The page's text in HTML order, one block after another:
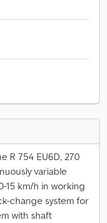
R 754 EU6D, 270
variable
15 km/h in working
change system for
with shaft